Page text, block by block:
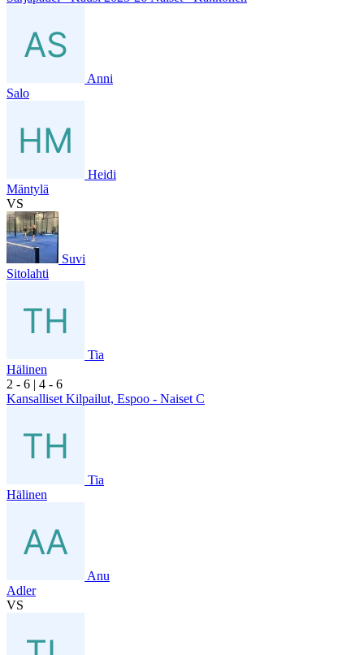
Anni
Salo
Heidi
Mäntylä
VS
Suvi
Sitolahti
Tia
Hälinen
2 - 6 | 4 - 6
Kansalliset Kilpailut, Espoo - Naiset C
Tia
Hälinen
Anu
Adler
VS